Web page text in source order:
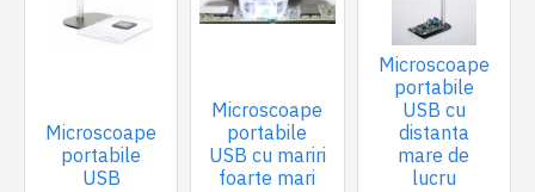
Microscoape
portabile
USB
Microscoape
portabile
USB cu mariri
foarte mari
Microscoape
portabile
USB cu
distanta
mare de
lucru